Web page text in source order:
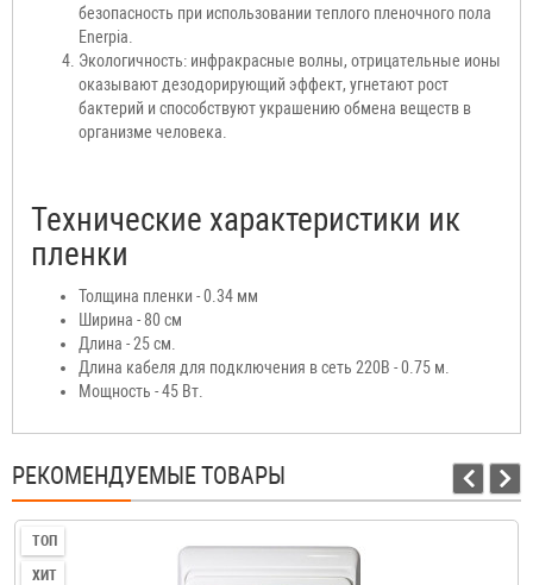
безопасность при использовании теплого пленочного пола
Enerpia.
Экологичность: инфракрасные волны, отрицательные ионы
оказывают дезодорирующий эффект, угнетают рост
бактерий и способствуют украшению обмена веществ в
организме человека.
Технические характеристики ик
пленки
Толщина пленки - 0.34 мм
Ширина - 80 см
Длина - 25 см.
Длина кабеля для подключения в сеть 220В - 0.75 м.
Мощность - 45 Вт.
РЕКОМЕНДУЕМЫЕ ТОВАРЫ
ТОП
ХИТ